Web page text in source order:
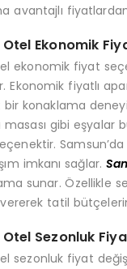
avantajlı
Ekonomik
ekonomik fiyat
Ekonomik fiyatlı
konaklama
gibi eşyalar
imkanı sağlar.
sunar. Özellikle
tatil
Sezonluk
sezonluk fiyat